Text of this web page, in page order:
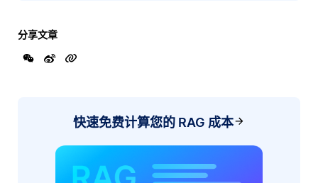
分享文章
快速免费计算您的 RAG 成本